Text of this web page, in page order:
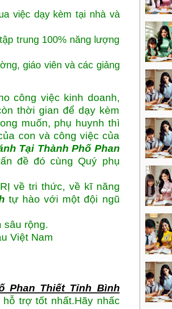
việc dạy kèm tại nhà và
trung 100% năng lượng
giáo viên và các giảng
công việc kinh doanh,
thời gian để dạy kèm
muốn, phụ huynh thì
con và công việc của
Tại Thành Phố Phan
đề đó cùng Quý phụ
về tri thức, về kĩ năng
tự hào với một đội ngũ
sâu rộng.
Việt Nam
Phan Thiết Tỉnh Bình
trợ tốt nhất.Hãy nhấc